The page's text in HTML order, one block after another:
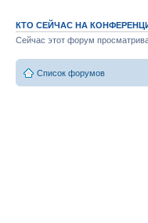
КТО СЕЙЧАС НА
Сейчас этот форум
Список форумов